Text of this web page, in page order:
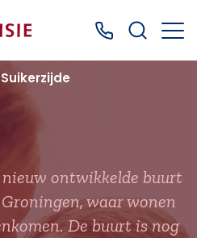
Bel ons: 0499
ontwikkelde buurt
waar wonen
De buurt is nog